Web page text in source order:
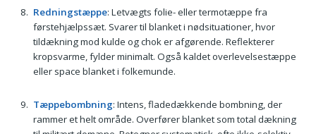
Redningstæppe: Letvægts folie- eller termotæppe fra
førstehjælpssæt. Svarer til blanket i nødsituationer, hvor
tildækning mod kulde og chok er afgørende. Reflekterer
kropsvarme, fylder minimalt. Også kaldet overlevelsestæppe
eller space blanket i folkemunde.
Tæppebombning: Intens, fladedækkende bombning, der
rammer et helt område. Overfører blanket som total dækning